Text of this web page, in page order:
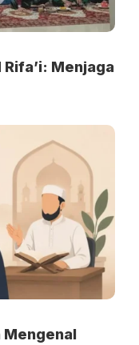
Menjaga
Mengenal